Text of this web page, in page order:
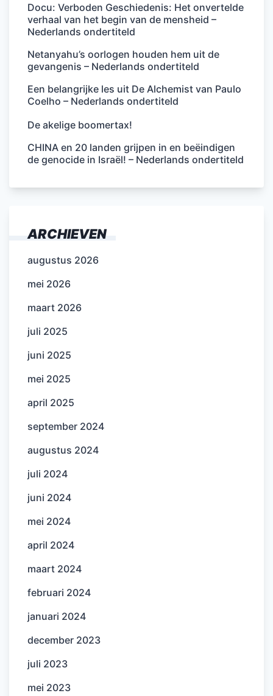
Docu: Verboden Geschiedenis: Het onvertelde
verhaal van het begin van de mensheid –
Nederlands ondertiteld
Netanyahu’s oorlogen houden hem uit de
gevangenis – Nederlands ondertiteld
Een belangrijke les uit De Alchemist van Paulo
Coelho – Nederlands ondertiteld
De akelige boomertax!
CHINA en 20 landen grijpen in en beëindigen
de genocide in Israël! – Nederlands ondertiteld
ARCHIEVEN
augustus 2026
mei 2026
maart 2026
juli 2025
juni 2025
mei 2025
april 2025
september 2024
augustus 2024
juli 2024
juni 2024
mei 2024
april 2024
maart 2024
februari 2024
januari 2024
december 2023
juli 2023
mei 2023